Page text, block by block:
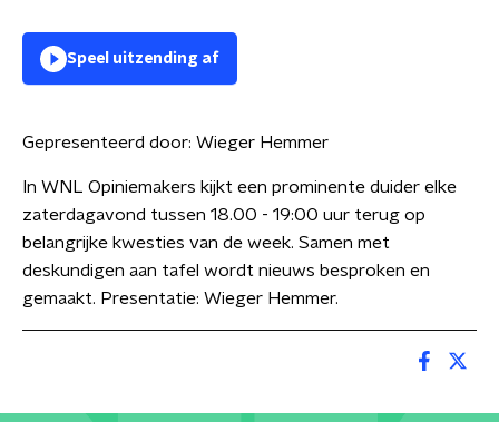
Speel uitzending af
Gepresenteerd door: Wieger Hemmer
In WNL Opiniemakers kijkt een prominente duider elke
zaterdagavond tussen 18.00 - 19:00 uur terug op
belangrijke kwesties van de week. Samen met
deskundigen aan tafel wordt nieuws besproken en
gemaakt. Presentatie: Wieger Hemmer.